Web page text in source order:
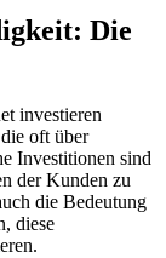
Die
investieren
oft über
Investitionen sind
der Kunden zu
die Bedeutung
diese